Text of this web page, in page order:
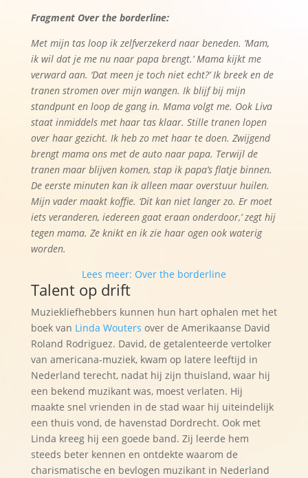
Fragment Over the borderline:
Met mijn tas loop ik zelfverzekerd naar beneden. ‘Mam,
ik wil dat je me nu naar papa brengt.’ Mama kijkt me
verward aan. ‘Dat meen je toch niet echt?’ Ik breek en de
tranen stromen over mijn wangen. Ik blijf bij mijn
standpunt en loop de gang in. Mama volgt me. Ook Liva
staat inmiddels met haar tas klaar. Stille tranen lopen
over haar gezicht. Ik heb zo met haar te doen. Zwijgend
brengt mama ons met de auto naar papa. Terwijl de
tranen maar blijven komen, stap ik papa’s flatje binnen.
De eerste minuten kan ik alleen maar overstuur huilen.
Mijn vader maakt koffie. ‘Dit kan niet langer zo. Er moet
iets veranderen, iedereen gaat eraan onderdoor,’ zegt hij
tegen mama. Ze knikt en ik zie haar ogen ook waterig
worden.
Lees meer: Over the borderline
Talent op drift
Muziekliefhebbers kunnen hun hart ophalen met het
boek van Linda Wouters over de Amerikaanse David
Roland Rodriguez. David, de getalenteerde vertolker
van americana-muziek, kwam op latere leeftijd in
Nederland terecht, nadat hij zijn thuisland, waar hij
een bekend muzikant was, moest verlaten. Hij
maakte snel vrienden in de stad waar hij uiteindelijk
een thuis vond, de havenstad Dordrecht. Ook met
Linda kreeg hij een goede band. Zij leerde hem
steeds beter kennen en ontdekte waarom de
charismatische en bevlogen muzikant in Nederland